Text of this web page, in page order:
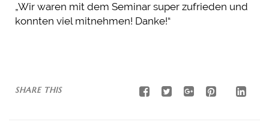
REITEN LERNEN
ONLINE-SCHULE
„Wir waren mit dem Seminar super zufrieden und
konnten viel mitnehmen! Danke!“
SHARE THIS